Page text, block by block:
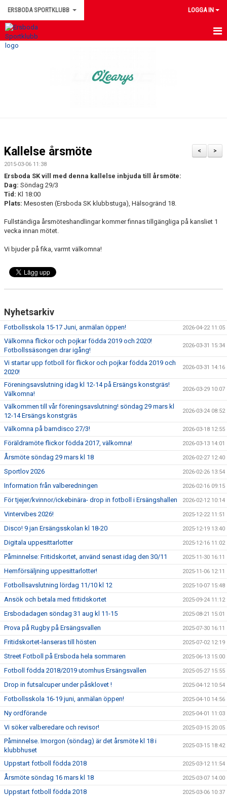
ERSBODA SPORTKLUBB LOGGA IN
HEM
ERSBODA SK STYRELSE
DOKUMENT
LEDARINFORMATION
KALENDER
HYRA/BOKA FOTBOLLSPLAN FÖR ICKE MEDLEMMAR
>
<
Kallelse årsmöte
2015-03-06 11:38
Ersboda SK vill med denna kallelse inbjuda till årsmöte:
Dag: Söndag 29/3
Tid: Kl 18:00
Plats: Mesosten (Ersboda SK klubbstuga), Hälsogränd 18.
Fullständiga årsmöteshandlingar kommer finnas tillgängliga på kansliet 1
vecka innan mötet.
Vi bjuder på fika, varmt välkomna!
Nyhetsarkiv
Fotbollsskola 15-17 Juni, anmälan öppen! 2026-04-22 11:05
Välkomna flickor och pojkar födda 2019 och 2020!
Fotbollssäsongen drar igång!
2026-03-31 15:34
Vi startar upp fotboll för flickor och pojkar födda 2019 och
2020!
2026-03-31 14:16
Föreningsavslutning idag kl 12-14 på Ersängs konstgräs!
Välkomna!
2026-03-29 10:07
Välkommen till vår föreningsavslutning! söndag 29 mars kl
12-14 Ersängs konstgräs
2026-03-24 08:52
Välkomna på barndisco 27/3! 2026-03-18 12:55
Föräldramöte flickor födda 2017, välkomna! 2026-03-13 14:01
Årsmöte söndag 29 mars kl 18 2026-02-27 12:40
Sportlov 2026 2026-02-26 13:54
Information från valberedningen 2026-02-16 09:15
För tjejer/kvinnor/ickebinära- drop in fotboll i Ersängshallen 2026-02-12 10:14
Vintervibes 2026! 2025-12-22 11:51
Disco! 9 jan Ersängsskolan kl 18-20 2025-12-19 13:40
Digitala uppesittarlotter 2025-12-16 11:02
Påminnelse: Fritidskortet, använd senast idag den 30/11 2025-11-30 16:11
Hemförsäljning uppesittarlotter! 2025-11-06 12:11
Fotbollsavslutning lördag 11/10 kl 12 2025-10-07 15:48
Ansök och betala med fritidskortet 2025-09-24 11:12
Ersbodadagen söndag 31 aug kl 11-15 2025-08-21 15:01
Prova på Rugby på Ersängsvallen 2025-07-30 16:11
Fritidskortet-lanseras till hösten 2025-07-02 12:19
Street Fotboll på Ersboda hela sommaren 2025-06-13 15:00
Fotboll födda 2018/2019 utomhus Ersängsvallen 2025-05-27 15:55
Drop in futsalcuper under påsklovet ! 2025-04-12 10:54
Fotbollsskola 16-19 juni, anmälan öppen! 2025-04-10 14:56
Ny ordförande 2025-04-01 11:03
Vi söker valberedare och revisor! 2025-03-15 20:05
Påminnelse. Imorgon (söndag) är det årsmöte kl 18 i
klubbhuset
2025-03-15 18:42
Uppstart fotboll födda 2018 2025-03-12 11:54
Årsmöte söndag 16 mars kl 18 2025-03-07 14:00
Uppstart fotboll födda 2018 2025-03-06 10:37